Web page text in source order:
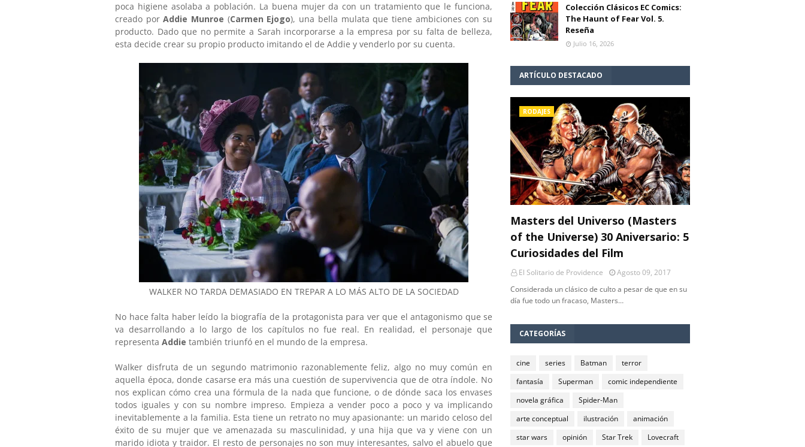
poca higiene asolaba a población. La buena mujer da con un tratamiento que le funciona,
creado porAddie Munroe (Carmen Ejogo), una bella mulata que tiene ambiciones con su
producto. Dado que no permite a Sarah incorporarse a la empresa por su falta de belleza,
esta decide crear su propio producto imitando el de Addie y venderlo por su cuenta.
WALKER NO TARDA DEMASIADO EN TREPAR A LO MÁS ALTO DE LA SOCIEDAD
No hace falta haber leído la biografía de la protagonista para ver que el antagonismo que se
va desarrollando a lo largo de los capítulos no fue real. En realidad, el personaje que
representa Addie también triunfó en el mundo de la empresa.
Walker disfruta de un segundo matrimonio razonablemente feliz, algo no muy común en
aquella época, donde casarse era más una cuestión de supervivencia que de otra índole. No
nos explican cómo crea una fórmula de la nada que funcione, o de dónde saca los envases
todos iguales y con su nombre impreso. Empieza a vender poco a poco y va implicando
inevitablemente a la familia. Esta tiene un retrato no muy apasionante: un marido celoso del
éxito de su mujer que ve amenazada su masculinidad, y una hija que va y viene con un
marido idiota y traidor. El resto de personajes no son muy interesantes, salvo el abuelo que
Colección Clásicos EC Comics:
The Haunt of Fear Vol. 5.
Reseña
Julio 16, 2026
ARTÍCULO DESTACADO
RODAJES
Masters del Universo (Masters
of the Universe) 30 Aniversario: 5
Curiosidades del Film
El Solitario de Providence
Agosto 09, 2017
Considerada un clásico de culto a pesar de que en su
día fue todo un fracaso, Masters…
CATEGORÍAS
cine series Batman
terror
fantasía
Superman
comic independiente
novela gráfica
Spider-Man
arte conceptual
ilustración
animación
star wars
opinión Star Trek
Lovecraft